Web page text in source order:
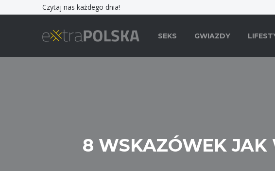
Czytaj nas każdego dnia!
SEKS GWIAZDY
8 WSKAZÓWEK JAK